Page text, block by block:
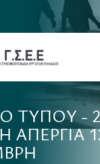
ΤΥΠΟΥ -
ΑΠΕΡΓΙΑ